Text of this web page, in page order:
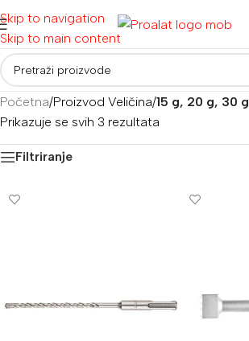
Skip to navigation
Skip to main content
Početna/Proizvod Veličina/15 g, 20 g, 30 g
Prikazuje se svih 3 rezultata
Filtriranje